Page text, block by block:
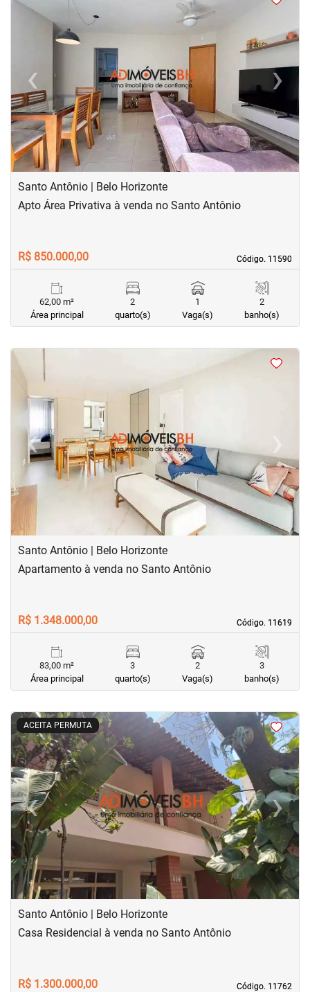
‹
Previous ›Next
Santo Antônio | Belo Horizonte
Código. 11590
Código. 11590
Apto Área Privativa à venda no Santo Antônio
R$ 850.000,00
62,00 m²
Área principal
2
quarto(s)
1
Vaga(s)
2
banho(s)
<
‹Previous ›Next
Santo Antônio | Belo Horizonte
Código. 11619
Código. 11619
Apartamento à venda no Santo Antônio
R$ 1.348.000,00
83,00 m²
Área principal
3
quarto(s)
2
Vaga(s)
3
banho(s)
ACEITA PERMUTA
<<<<
‹Previous ›Next
Santo Antônio | Belo Horizonte
Código. 11762
Código. 11762
Casa Residencial à venda no Santo Antônio
R$ 1.300.000,00